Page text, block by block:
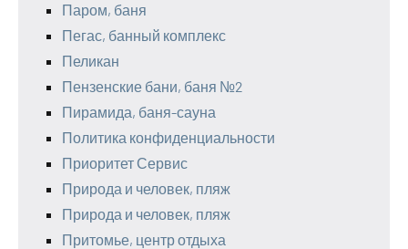
Паром, баня
Пегас, банный комплекс
Пеликан
Пензенские бани, баня №2
Пирамида, баня-сауна
Политика конфиденциальности
Приоритет Сервис
Природа и человек, пляж
Природа и человек, пляж
Притомье, центр отдыха